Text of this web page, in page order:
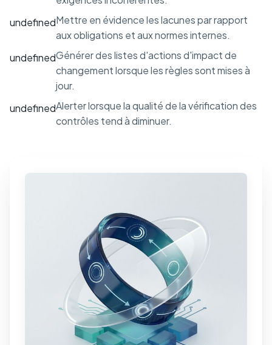
undefinedMettre en évidence les lacunes par rapport
aux obligations et aux normes internes.
undefinedGénérer des listes d'actions d'impact de
changement lorsque les règles sont mises à
jour.
undefinedAlerter lorsque la qualité de la vérification des
contrôles tend à diminuer.